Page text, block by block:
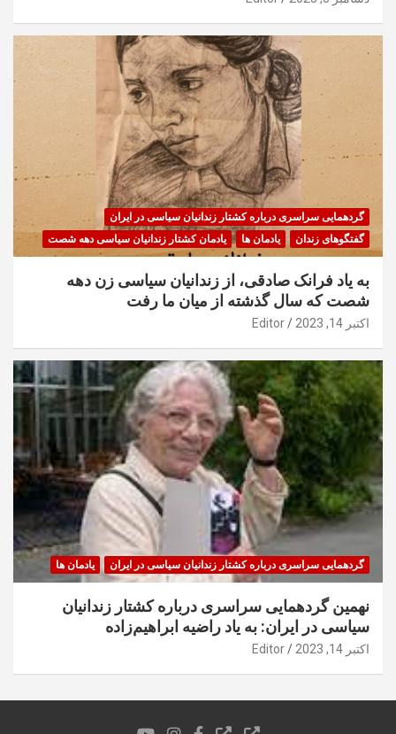
گردهمایی سراسری درباره کشتار زندانیان سیاسی در ایران
گفتگوهای زندان
یادمان ها یادمان کشتار زندانیان سیاسی دهه شصت
به یاد فرانک صادقی، از زندانیان سیاسی زن دهه
شصت که سال گذشته از میان ما رفت
اکتبر 14, 2023 Editor
گردهمایی سراسری درباره کشتار زندانیان سیاسی در ایران یادمان ها
نهمین گردهمایی سراسری درباره کشتار زندانیان
سیاسی در ایران: به یاد راضیه ابراهیم‌زاده
اکتبر 14, 2023 Editor